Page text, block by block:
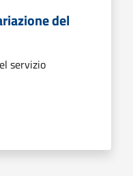
del
servizio